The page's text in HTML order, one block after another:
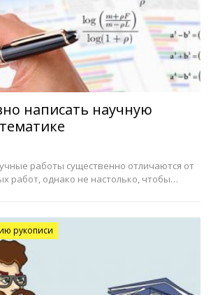
написать научную
работы существенно отличаются от
работ, однако не настолько, чтобы…
рукописи